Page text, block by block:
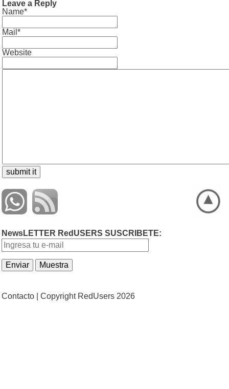
Leave a Reply
Name*
Mail*
Website
NewsLETTER RedUSERS SUSCRIBETE:
Contacto | Copyright RedUsers 2026